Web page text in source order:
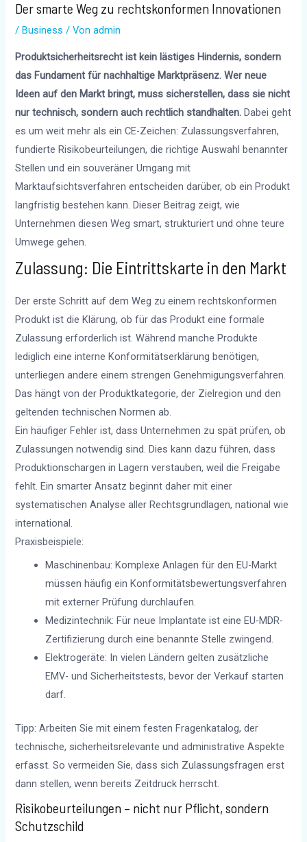
Der smarte Weg zu rechtskonformen Innovationen
/Business / Vonadmin
Produktsicherheitsrecht ist kein lästiges Hindernis, sondern
das Fundament für nachhaltige Marktpräsenz. Wer neue
Ideen auf den Markt bringt, muss sicherstellen, dass sie nicht
nur technisch, sondern auch rechtlich standhalten. Dabei geht
es um weit mehr als ein CE-Zeichen: Zulassungsverfahren,
fundierte Risikobeurteilungen, die richtige Auswahl benannter
Stellen und ein souveräner Umgang mit
Marktaufsichtsverfahren entscheiden darüber, ob ein Produkt
langfristig bestehen kann. Dieser Beitrag zeigt, wie
Unternehmen diesen Weg smart, strukturiert und ohne teure
Umwege gehen.
Zulassung: Die Eintrittskarte in den Markt
Der erste Schritt auf dem Weg zu einem rechtskonformen
Produkt ist die Klärung, ob für das Produkt eine formale
Zulassung erforderlich ist. Während manche Produkte
lediglich eine interne Konformitätserklärung benötigen,
unterliegen andere einem strengen Genehmigungsverfahren.
Das hängt von der Produktkategorie, der Zielregion und den
geltenden technischen Normen ab.
Ein häufiger Fehler ist, dass Unternehmen zu spät prüfen, ob
Zulassungen notwendig sind. Dies kann dazu führen, dass
Produktionschargen in Lagern verstauben, weil die Freigabe
fehlt. Ein smarter Ansatz beginnt daher mit einer
systematischen Analyse aller Rechtsgrundlagen, national wie
international.
Praxisbeispiele:
Maschinenbau: Komplexe Anlagen für den EU-Markt
müssen häufig ein Konformitätsbewertungsverfahren
mit externer Prüfung durchlaufen.
Medizintechnik: Für neue Implantate ist eine EU-MDR-
Zertifizierung durch eine benannte Stelle zwingend.
Elektrogeräte: In vielen Ländern gelten zusätzliche
EMV- und Sicherheitstests, bevor der Verkauf starten
darf.
Tipp: Arbeiten Sie mit einem festen Fragenkatalog, der
technische, sicherheitsrelevante und administrative Aspekte
erfasst. So vermeiden Sie, dass sich Zulassungsfragen erst
dann stellen, wenn bereits Zeitdruck herrscht.
Risikobeurteilungen – nicht nur Pflicht, sondern
Schutzschild